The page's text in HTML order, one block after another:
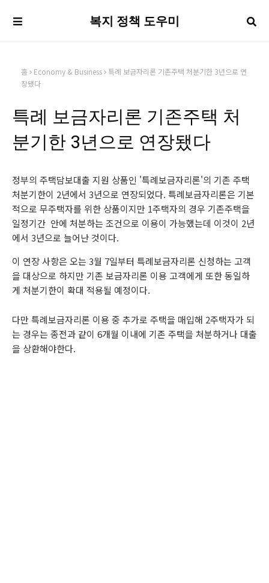
복지 정책 도우미
홈 Economy & Business
특례 보금자리론 기존주택 처분기한 3년으로 연
장됐다
특례 보금자리론 기존주택 처
분기한 3년으로 연장됐다
정부의 주택담보대출 지원 상품인 '특례보금자리론'의 기존 주택
처분기한이 2년에서 3년으로 연장되었다. 특례보금자리론은 기본
적으로 무주택자를 위한 상품이지만 1주택자의 경우 기존주택을
일정기간 안에 처분하는 조건으로 이용이 가능했는데 이것이 2년
에서 3년으로 늘어난 것이다.
이 연장 사항은 오는 3월 7일부터 특례보금자리론 신청하는 고객
을 대상으로 하지만 기존 보금자리론 이용 고객에게 또한 동일하
게 처분기한이 확대 적용될 예정이다.
다만 특례보금자리론 이용 중 추가로 주택을 매입해 2주택자가 되
는 경우는 종전과 같이 6개월 이내에 기존 주택을 처분하거나 대출
을 상환해야한다.